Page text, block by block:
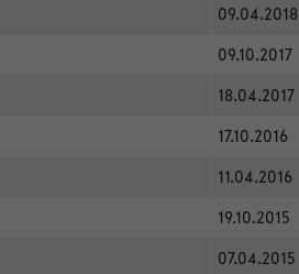
09.04.2018
09.10.2017
18.04.2017
17.10.2016
11.04.2016
19.10.2015
07.04.2015